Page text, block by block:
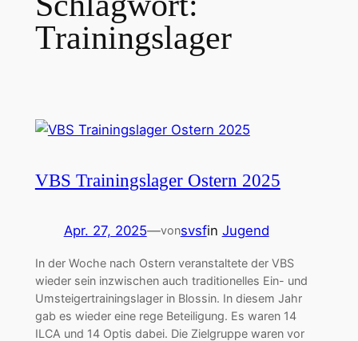
Trainingslager
VBS Trainingslager Ostern 2025
Apr. 27, 2025—vonsvsfin Jugend
In der Woche nach Ostern veranstaltete der VBS
wieder sein inzwischen auch traditionelles Ein- und
Umsteigertrainingslager in Blossin. In diesem Jahr
gab es wieder eine rege Beteiligung. Es waren 14
ILCA und 14 Optis dabei. Die Zielgruppe waren vor